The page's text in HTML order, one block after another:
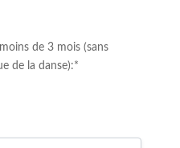
de 3 mois (sans
de la danse):*